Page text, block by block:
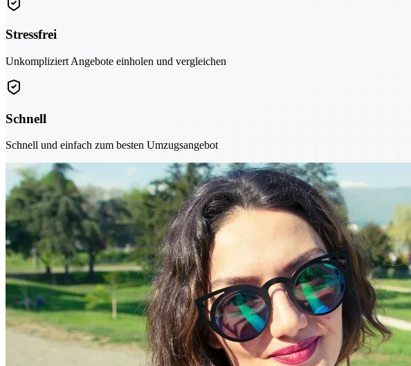
Stressfrei
Unkompliziert Angebote einholen und vergleichen
Schnell
Schnell und einfach zum besten Umzugsangebot